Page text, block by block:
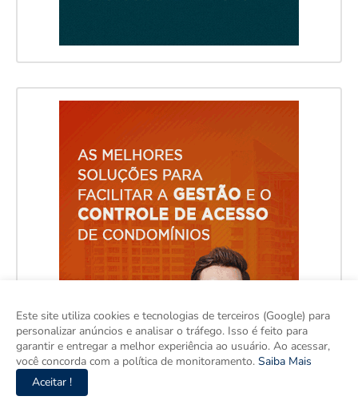
Este site utiliza cookies e tecnologias de terceiros (Google) para
personalizar anúncios e analisar o tráfego. Isso é feito para
garantir e entregar a melhor experiência ao usuário. Ao acessar,
você concorda com a política de monitoramento. Saiba Mais
Aceitar !